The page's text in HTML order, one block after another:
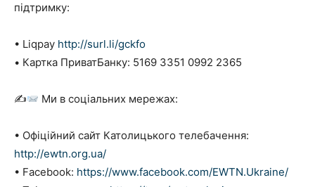
підтримку:
• Liqpay http://surl.li/gckfo
• Картка ПриватБанку: 5169 3351 0992 2365
✍ Ми в соціальних мережах:
• Офіційний сайт Католицького телебачення:
http://ewtn.org.ua/
• Facebook: https://www.facebook.com/EWTN.Ukraine/